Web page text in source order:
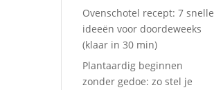
Ovenschotel recept: 7 snelle
ideeën voor doordeweeks
(klaar in 30 min)
Plantaardig beginnen
zonder gedoe: zo stel je